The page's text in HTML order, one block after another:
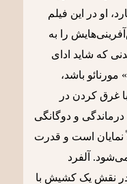
او در این فیلم
را به
که شاید ادای
باشد،
غرق کردن در
و دوگانگی
نمایان است و قدرت
آلفرد
در نقش یک کشیش با